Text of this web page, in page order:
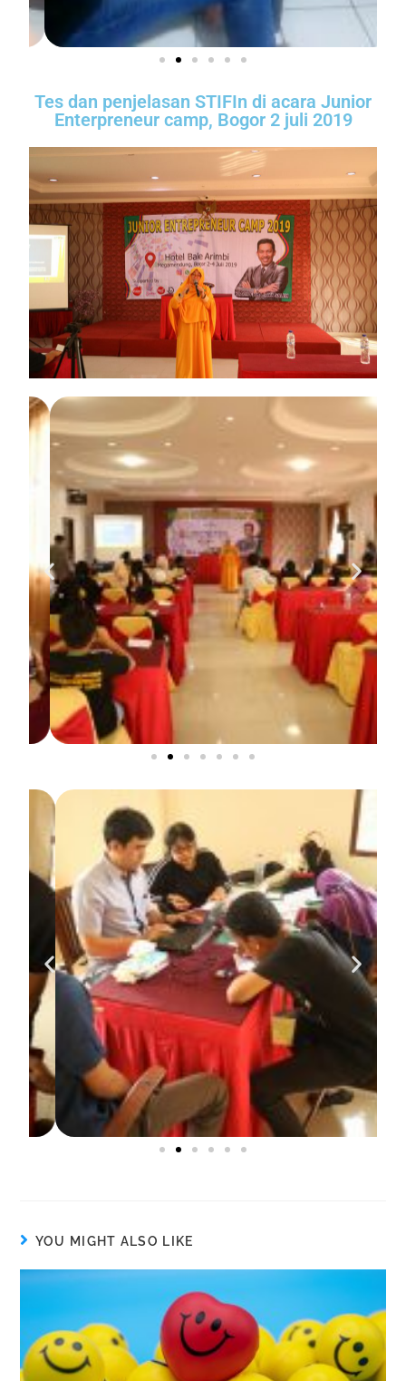
Tes dan penjelasan STIFIn di acara Junior
Enterpreneur camp, Bogor 2 juli 2019
YOU MIGHT ALSO LIKE